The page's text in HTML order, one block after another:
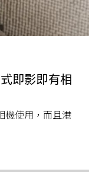
即影即有相
機使用，而且港